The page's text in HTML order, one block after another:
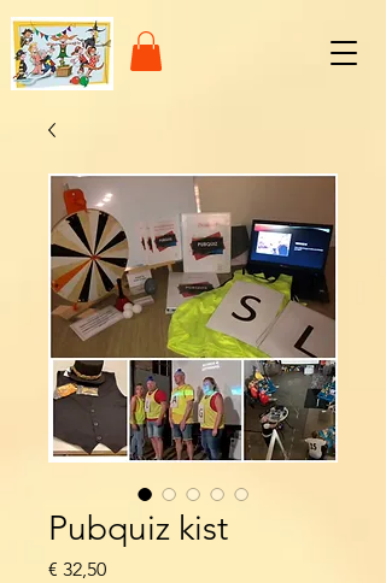
Pubquiz kist
€ 32,50Prijs